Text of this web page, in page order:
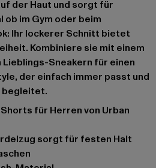
der Haut und sorgt für
ob im Gym oder beim
Ihr lockerer Schnitt bietet
Kombiniere sie mit einem
Lieblings-Sneakern für einen
der einfach immer passt und
begleitet.
sorgt für festen Halt